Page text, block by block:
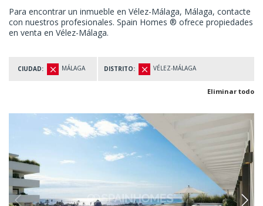
Para encontrar un inmueble en Vélez-Málaga, Málaga, contacte
con nuestros profesionales. Spain Homes ® ofrece propiedades
en venta en Vélez-Málaga.
CIUDAD: MÁLAGA DISTRITO: VÉLEZ-MÁLAGA
Eliminar todo